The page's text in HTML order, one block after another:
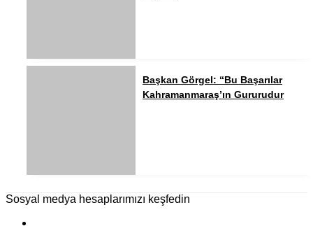
Başkan Görgel: “Bu Başarılar
Kahramanmaraş’ın Gururudur
Sosyal medya hesaplarımızı keşfedin